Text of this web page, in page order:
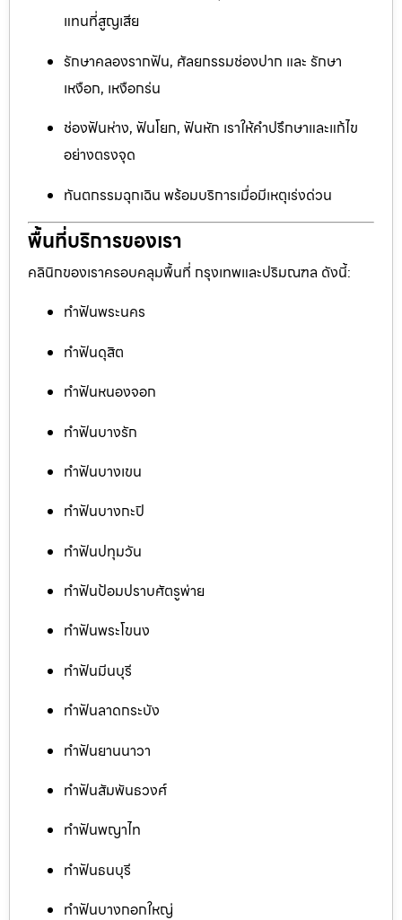
แทนที่สูญเสีย
รักษาคลองรากฟัน, ศัลยกรรมช่องปาก และ รักษา
เหงือก, เหงือกร่น
ช่องฟันห่าง, ฟันโยก, ฟันหัก เราให้คำปรึกษาและแก้ไข
อย่างตรงจุด
ทันตกรรมฉุกเฉิน พร้อมบริการเมื่อมีเหตุเร่งด่วน
พื้นที่บริการของเรา
คลินิกของเราครอบคลุมพื้นที่ กรุงเทพและปริมณฑล ดังนี้:
ทำฟันพระนคร
ทำฟันดุสิต
ทำฟันหนองจอก
ทำฟันบางรัก
ทำฟันบางเขน
ทำฟันบางกะปิ
ทำฟันปทุมวัน
ทำฟันป้อมปราบศัตรูพ่าย
ทำฟันพระโขนง
ทำฟันมีนบุรี
ทำฟันลาดกระบัง
ทำฟันยานนาวา
ทำฟันสัมพันธวงศ์
ทำฟันพญาไท
ทำฟันธนบุรี
ทำฟันบางกอกใหญ่